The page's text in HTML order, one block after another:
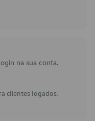
na sua conta.
clientes logados.